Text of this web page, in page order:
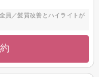
員／髪質改善とハイライトが